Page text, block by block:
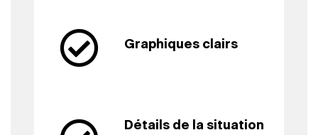
Graphiques clairs
Détails de la situation